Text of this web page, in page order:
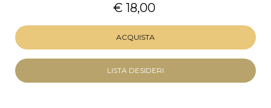
€ 18,00
ACQUISTA
LISTA DESIDERI